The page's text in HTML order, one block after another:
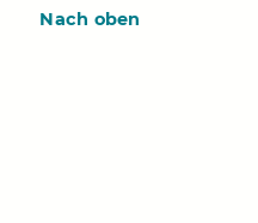
Nach oben